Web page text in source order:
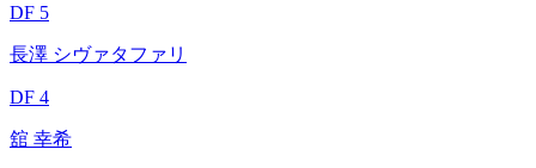
DF 5
長澤 シヴァタファリ
DF 4
舘 幸希